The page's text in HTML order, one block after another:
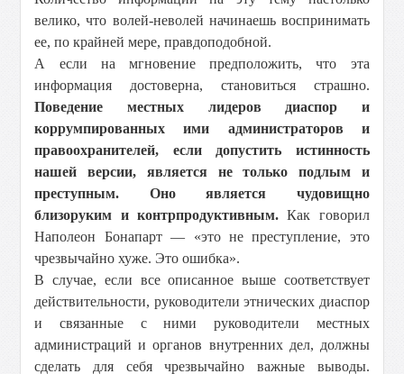
велико, что волей-неволей начинаешь воспринимать
ее, по крайней мере, правдоподобной.
А если на мгновение предположить, что эта
информация достоверна, становиться страшно.
Поведение местных лидеров диаспор и
коррумпированных ими администраторов и
правоохранителей, если допустить истинность
нашей версии, является не только подлым и
преступным. Оно является чудовищно
близоруким и контрпродуктивным.Как говорил
Наполеон Бонапарт — «это не преступление, это
чрезвычайно хуже. Это ошибка».
В случае, если все описанное выше соответствует
действительности, руководители этнических диаспор
и связанные с ними руководители местных
администраций и органов внутренних дел, должны
сделать для себя чрезвычайно важные выводы.